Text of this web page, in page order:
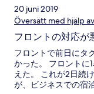
20 juni 2019
Översätt med hjälp
フロントの対応が
フロントで前日にタ
かった。 フロントに
えた。 これが2日続
が、ビジネスでの宿